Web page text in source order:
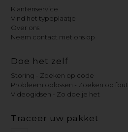
Klantenservice
Vind het typeplaatje
Over ons
Neem contact met ons op
Doe het zelf
Storing - Zoeken op code
Probleem oplossen - Zoeken op fout
Videogidsen - Zo doe je het
Traceer uw pakket